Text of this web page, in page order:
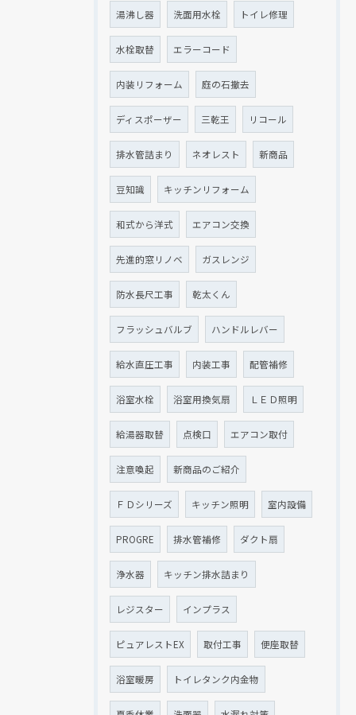
湯沸し器 洗面用水栓 トイレ修理
水栓取替 エラーコード
内装リフォーム 庭の石撤去
ディスポーザー 三乾王 リコール
排水管詰まり ネオレスト 新商品
豆知識 キッチンリフォーム
和式から洋式 エアコン交換
先進的窓リノベ ガスレンジ
防水長尺工事 乾太くん
フラッシュバルブ ハンドルレバー
給水直圧工事 内装工事 配管補修
浴室水栓 浴室用換気扇 ＬＥＤ照明
給湯器取替 点検口 エアコン取付
注意喚起 新商品のご紹介
ＦＤシリーズ キッチン照明 室内設備
PROGRE 排水管補修 ダクト扇
浄水器 キッチン排水詰まり
レジスター インプラス
ピュアレストEX 取付工事 便座取替
浴室暖房 トイレタンク内金物